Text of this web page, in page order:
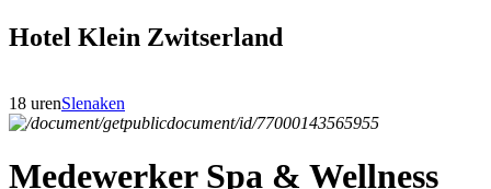
Hotel Klein Zwitserland
18 urenSlenaken
Medewerker Spa & Wellness